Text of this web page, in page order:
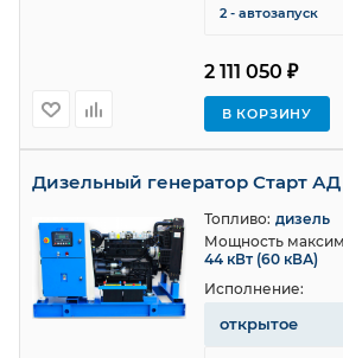
2 111 050 ₽
В КОРЗИНУ
2 - автозапуск
Дизельный генератор Старт
Топливо: дизель
Мощность
44 кВт (60 кВА)
Исполнение:
открытое